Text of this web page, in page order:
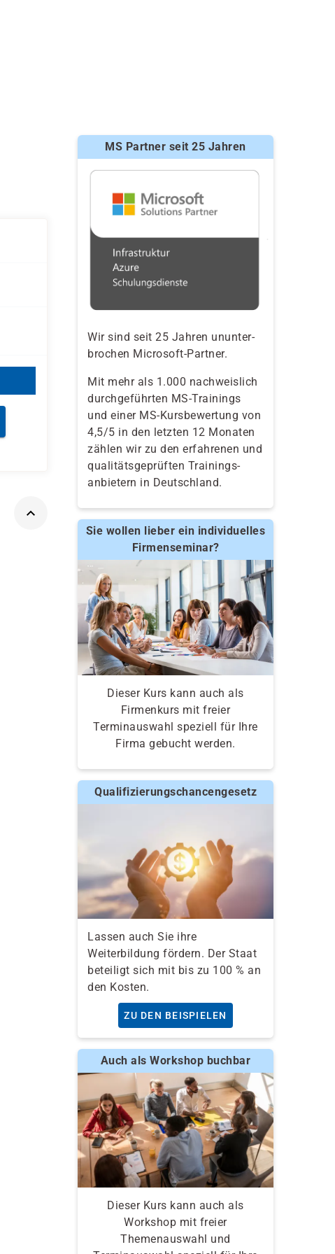
MS Partner seit 25 Jahren
Wir sind seit 25 Jahren ununter-
brochen Microsoft-Partner.
Mit mehr als 1.000 nachweislich
durchgeführten MS-Trainings
und einer MS-Kursbewertung von
4,5/5 in den letzten 12 Monaten
zählen wir zu den erfahrenen und
qualitäts­geprüften Trainings­
anbietern in Deutschland.
Sie wollen lieber ein individuelles
Firmenseminar?
Dieser Kurs kann auch als
Firmenkurs mit freier
Terminauswahl speziell für Ihre
Firma gebucht werden.
Qualifizierungschancengesetz
Lassen auch Sie ihre
Weiterbildung fördern. Der Staat
beteiligt sich mit bis zu 100 % an
den Kosten.
ZU DEN BEISPIELEN
Auch als Workshop buchbar
Dieser Kurs kann auch als
Workshop mit freier
Themenauswahl und